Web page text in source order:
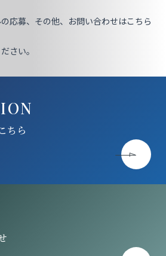
応募、その他、お問い合わせはこちら
さい。
ちら